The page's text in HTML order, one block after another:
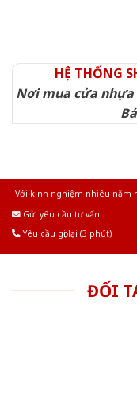
HỆ THỐNG
Nơi mua cửa nhựa
Với kinh nghiệm nhiêu năm
Gửi yêu cầu tư vấn
Yêu cầu gọi lại (3 phút)
ĐỐI